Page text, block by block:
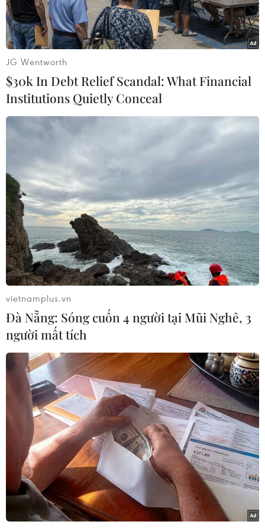
Tướng Prayut Chan-ocha sẽ là Thủ tướng tạm quyền của Thái
Lan sau cuộc đảo chính quân sự. (Nguồn: AFP)
Tối 22/5, Hội đồng gìn giữ hòa bình và trật tự
(NPOMC) - cơ quan được thành lập sau cuộc đảo
chính quân sự tại Thái Lan - ra thông báo cho
biết người đứng đầu chính quyền quân sự mới,
Tư lệnh Lục quân, Tướng Prayut Chan-ocha, sẽ
là Thủ tướng tạm quyền cho tới khi tìm được
một nhân vật có thể đảm đương chức vụ này.
Bangkok Post.
Trước đó cùng ngày, Tướng Prayut đã tuyên bố
đảo chính, đình chỉ hiến pháp, áp đặt giới
nghiêm vào ban đêm, đồng thời giải thích rằng
hành động này là nhằm bảo vệ tính mạng người
dân, ngăn chặn xung đột leo thang và đưa đất
nước sớm trở lại bình thường. Tướng Prayut
cũng kêu gọi toàn thể nhân dân Thái Lan kiềm
chế.
JG Wentworth
$30k In Debt Relief Scandal: What Financial
Institutions Quietly Conceal
vietnamplus.vn
Đà Nẵng: Sóng cuốn 4 người tại Mũi Nghê, 3
người mất tích